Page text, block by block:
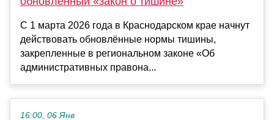
С 1 марта 2026 года в Краснодарском крае начнут
действовать обновлённые нормы тишины,
закрепленные в региональном законе «Об
административных правона...
16:00, 06 Янв